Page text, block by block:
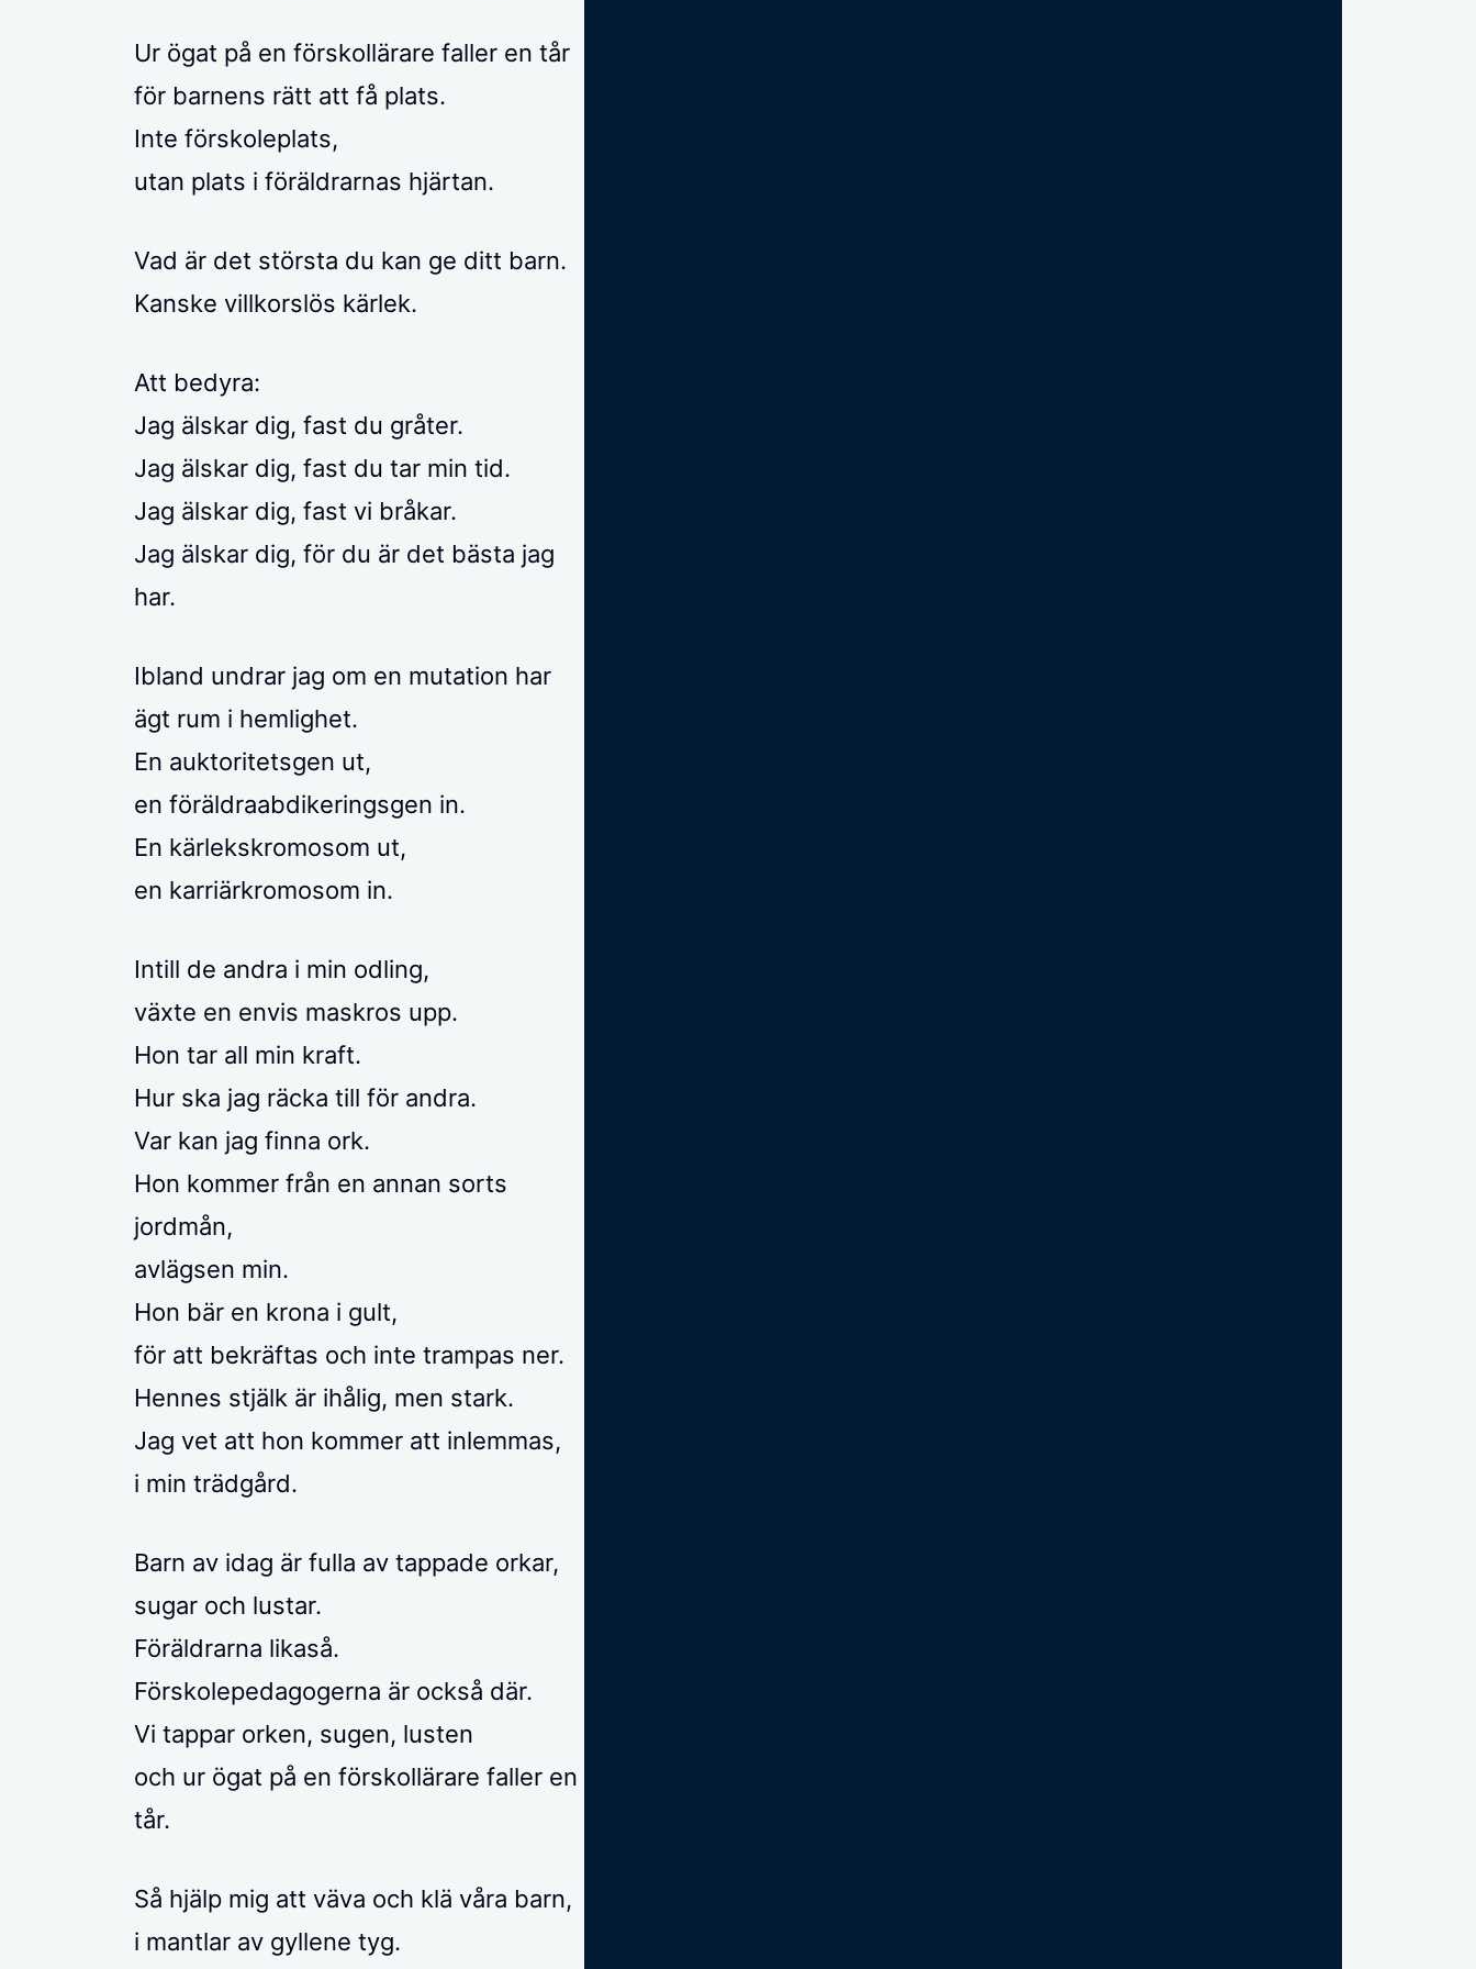
Ur ögat på en förskollärare faller en tår
för barnens rätt att få plats.
Inte förskoleplats,
utan plats i föräldrarnas hjärtan.
Vad är det största du kan ge ditt barn.
Kanske villkorslös kärlek.
Att bedyra:
Jag älskar dig, fast du gråter.
Jag älskar dig, fast du tar min tid.
Jag älskar dig, fast vi bråkar.
Jag älskar dig, för du är det bästa jag
har.
Ibland undrar jag om en mutation har
ägt rum i hemlighet.
En auktoritetsgen ut,
en föräldraabdikeringsgen in.
En kärlekskromosom ut,
en karriärkromosom in.
Intill de andra i min odling,
växte en envis maskros upp.
Hon tar all min kraft.
Hur ska jag räcka till för andra.
Var kan jag finna ork.
Hon kommer från en annan sorts
jordmån,
avlägsen min.
Hon bär en krona i gult,
för att bekräftas och inte trampas ner.
Hennes stjälk är ihålig, men stark.
Jag vet att hon kommer att inlemmas,
i min trädgård.
Barn av idag är fulla av tappade orkar,
sugar och lustar.
Föräldrarna likaså.
Förskolepedagogerna är också där.
Vi tappar orken, sugen, lusten
och ur ögat på en förskollärare faller en
tår.
Så hjälp mig att väva och klä våra barn,
i mantlar av gyllene tyg.